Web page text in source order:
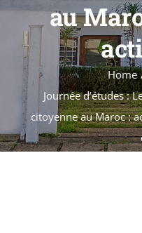
au
Home
Journée d’études :
citoyenne au Maroc :